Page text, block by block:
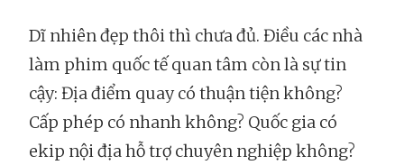
Dĩ nhiên đẹp thôi thì chưa đủ. Điều các nhà
làm phim quốc tế quan tâm còn là sự tin
cậy: Địa điểm quay có thuận tiện không?
Cấp phép có nhanh không? Quốc gia có
ekip nội địa hỗ trợ chuyên nghiệp không?